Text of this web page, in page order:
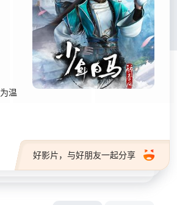
温
好影片，与好朋友一起分享